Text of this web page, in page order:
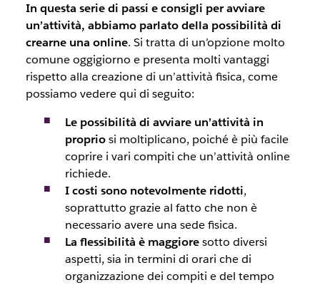
In questa serie di passi e consigli per avviare
un’attività, abbiamo parlato della possibilità di
crearne una online. Si tratta di un’opzione molto
comune oggigiorno e presenta molti vantaggi
rispetto alla creazione di un’attività fisica, come
possiamo vedere qui di seguito:
Le possibilità di avviare un’attività in
propriosi moltiplicano, poiché è più facile
coprire i vari compiti che un’attività online
richiede.
I costi sono notevolmente ridotti,
soprattutto grazie al fatto che non è
necessario avere una sede fisica.
La flessibilità è maggioresotto diversi
aspetti, sia in termini di orari che di
organizzazione dei compiti e del tempo